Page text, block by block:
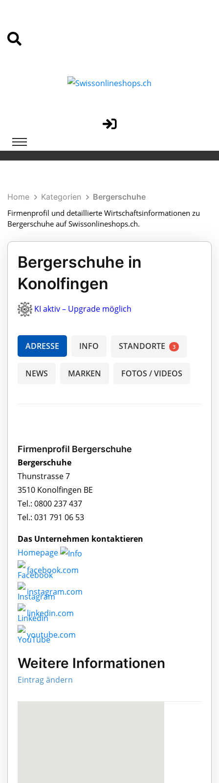
Home Kategorien
Bergerschuhe
Firmenprofil und detaillierte Wirtschaftsinformationen zu
Bergerschuhe auf Swissonlineshops.ch.
Bergerschuhe in
Konolfingen
KI aktiv – Upgrade möglich
ADRESSE INFO STANDORTE 3
NEWS MARKEN FOTOS / VIDEOS
Firmenprofil Bergerschuhe
Bergerschuhe
Thunstrasse 7
3510 Konolfingen BE
Tel.: 0800 237 437
Tel.: 031 791 06 53
Das Unternehmen kontaktieren
Homepage
facebook.com
instagram.com
linkedin.com
youtube.com
Weitere Informationen
Eintrag ändern